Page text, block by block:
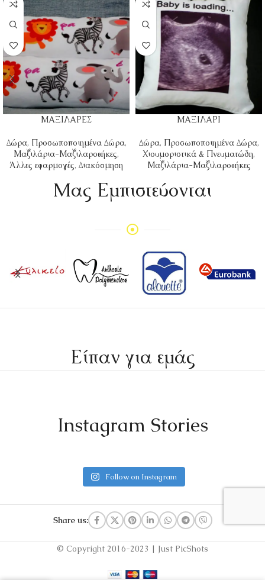
ΜΑΞΙΛΑΡΕΣ
Δώρα, Προσωποποιημένα Δώρα,
Μαξιλάρια-Μαξιλαροθήκες,
Άλλες εφαρμογές, Διακόσμηση
ΜΑΞΙΛΑΡΙ
Δώρα, Προσωποποιημένα Δώρα,
Χιουμοριστικά & Πνευματώδη,
Μαξιλάρια-Μαξιλαροθήκες
Mας Εμπιστεύονται
Είπαν για εμάς
Instagram Stories
Follow on Instagram
Share us:
© Copyright 2016-2023 | Just PicShots